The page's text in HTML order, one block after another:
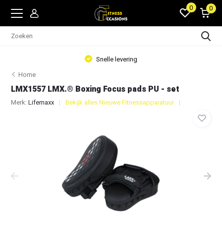
0 0
Snelle levering
Home
LMX1557 LMX.® Boxing Focus pads PU - set
Merk:Lifemaxx Bekijk alles Nieuwe Fitnessapparatuur